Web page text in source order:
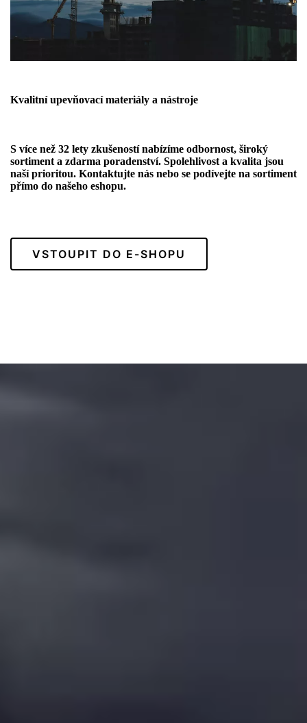
Kvalitní upevňovací materiály a nástroje
S více než 32 lety zkušeností nabízíme odbornost, široký
sortiment a zdarma poradenství. Spolehlivost a kvalita jsou
naší prioritou. Kontaktujte nás nebo se podívejte na sortiment
přímo do našeho eshopu.
VSTOUPIT DO E-SHOPU